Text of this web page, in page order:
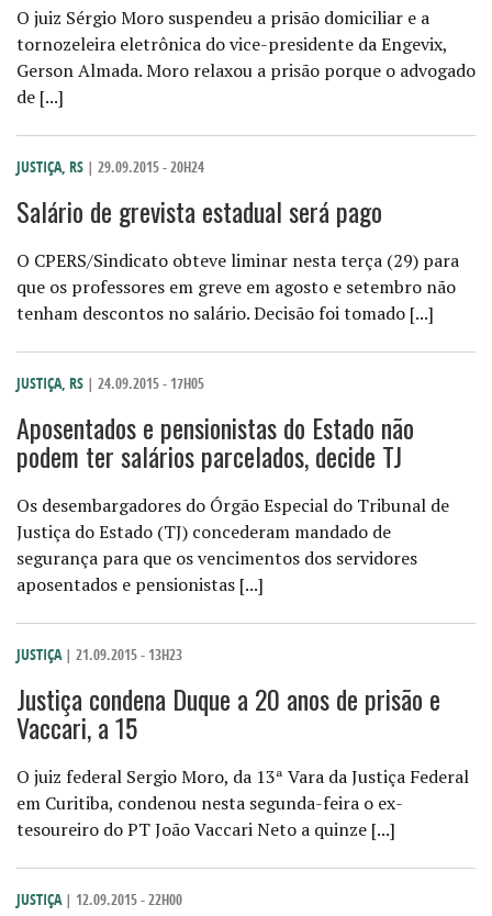
O juiz Sérgio Moro suspendeu a prisão domiciliar e a
tornozeleira eletrônica do vice-presidente da Engevix,
Gerson Almada. Moro relaxou a prisão porque o advogado
de [...]
JUSTIÇA, RS | 29.09.2015 - 20H24
Salário de grevista estadual será pago
O CPERS/Sindicato obteve liminar nesta terça (29) para
que os professores em greve em agosto e setembro não
tenham descontos no salário. Decisão foi tomado [...]
JUSTIÇA, RS | 24.09.2015 - 17H05
Aposentados e pensionistas do Estado não
podem ter salários parcelados, decide TJ
Os desembargadores do Órgão Especial do Tribunal de
Justiça do Estado (TJ) concederam mandado de
segurança para que os vencimentos dos servidores
aposentados e pensionistas [...]
JUSTIÇA | 21.09.2015 - 13H23
Justiça condena Duque a 20 anos de prisão e
Vaccari, a 15
O juiz federal Sergio Moro, da 13ª Vara da Justiça Federal
em Curitiba, condenou nesta segunda-feira o ex-
tesoureiro do PT João Vaccari Neto a quinze [...]
JUSTIÇA | 12.09.2015 - 22H00